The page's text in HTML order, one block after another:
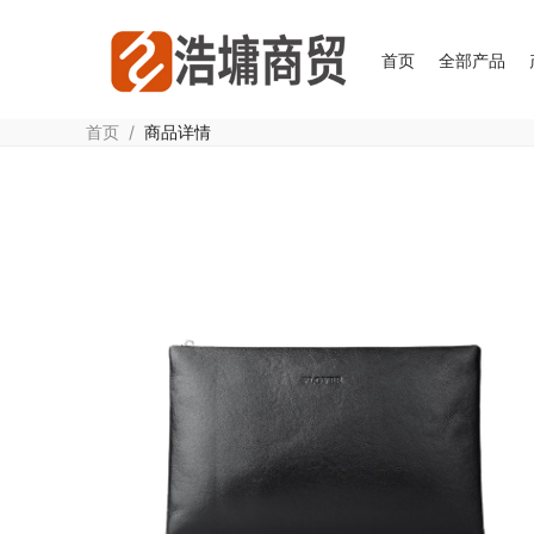
首页 全部产品
首页 / 商品详情